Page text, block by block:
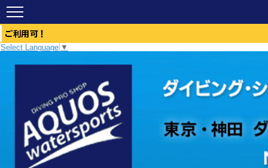
Select Language ▼